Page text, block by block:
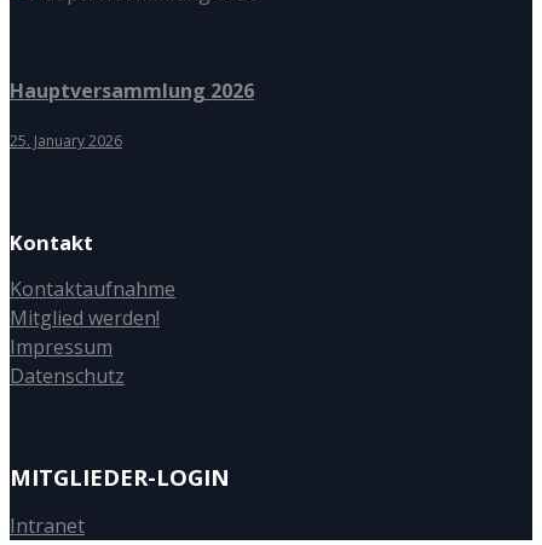
Hauptversammlung 2026
25. January 2026
Kontakt
Kontaktaufnahme
Mitglied werden!
Impressum
Datenschutz
MITGLIEDER-LOGIN
Intranet